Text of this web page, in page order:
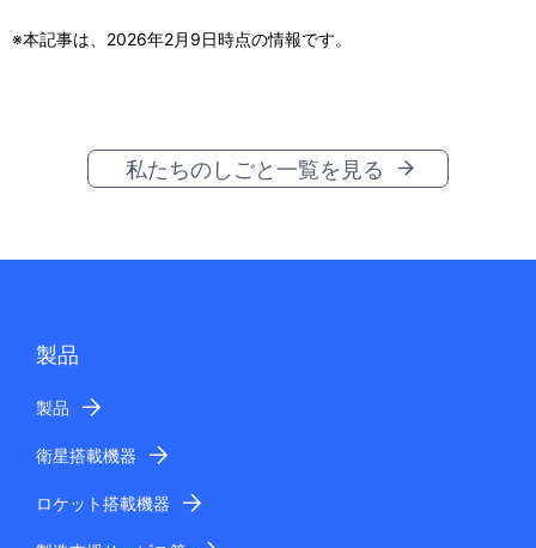
※本記事は、2026年2月9日時点の情報です。
私たちのしごと一覧を見る
製品
製品
衛星搭載機器
ロケット搭載機器